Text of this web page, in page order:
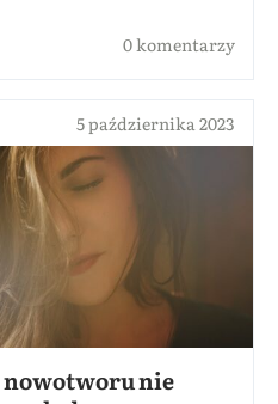
0 komentarzy
5 października 2023
nowotworu nie